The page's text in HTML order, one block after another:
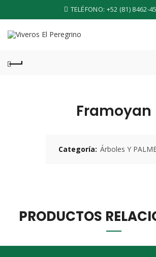
TELÉFONO: +52 (81) 8462-
Framoyan
Categoría: Árboles Y
PRODUCTOS